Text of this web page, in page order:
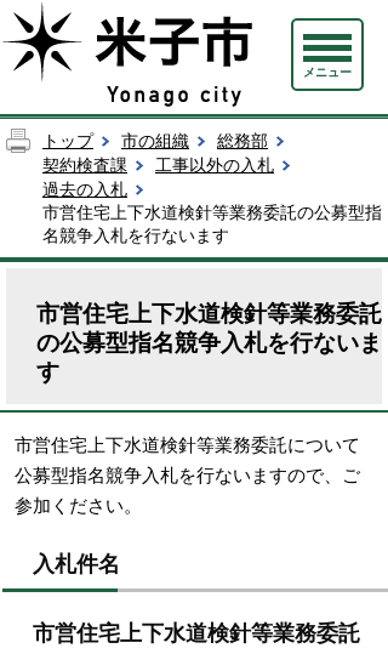
メニュー
トップ 市の組織
総務部
契約検査課
工事以外の入札
過去の入札
市営住宅上下水道検針等業務委託の公募型指
名競争入札を行ないます
市営住宅上下水道検針等業務委託
の公募型指名競争入札を行ないま
す
市営住宅上下水道検針等業務委託について
公募型指名競争入札を行ないますので、ご
参加ください。
入札件名
市営住宅上下水道検針等業務委託